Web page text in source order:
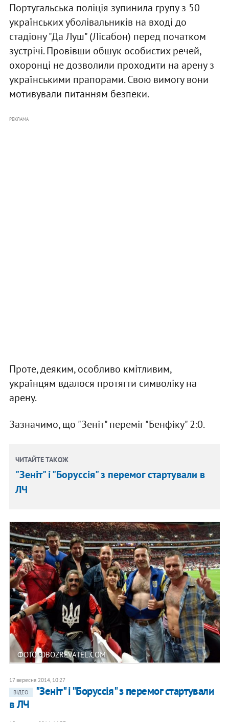
Португальська поліція зупинила групу з 50
українських уболівальників на вході до
стадіону "Да Луш" (Лісабон) перед початком
зустрічі. Провівши обшук особистих речей,
охоронці не дозволили проходити на арену з
українськими прапорами. Свою вимогу вони
мотивували питанням безпеки.
РЕКЛАМА
Проте, деяким, особливо кмітливим,
українцям вдалося протягти символіку на
арену.
Зазначимо, що "Зеніт" переміг "Бенфіку" 2:0.
ЧИТАЙТЕ ТАКОЖ
"Зеніт" і "Боруссія" з перемог стартували в
ЛЧ
ФОТО: OBOZREVATEL.COM
17 вересня 2014, 10:27
ВІДЕО
"Зеніт" і "Боруссія" з перемог стартували
в ЛЧ